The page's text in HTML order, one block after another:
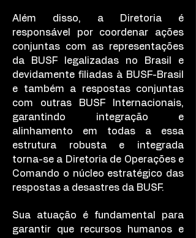
Além disso, a Diretoria é
responsável por coordenar ações
conjuntas com as representações
da BUSF legalizadas no Brasil e
devidamente filiadas à BUSF-Brasil
e também a respostas conjuntas
com outras BUSF Internacionais,
garantindo integração e
alinhamento em todas a essa
estrutura robusta e integrada
torna-se a Diretoria de Operações e
Comando o núcleo estratégico das
respostas a desastres da BUSF.
Sua atuação é fundamental para
garantir que recursos humanos e